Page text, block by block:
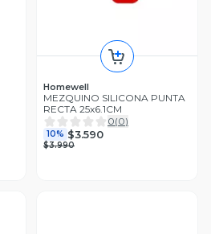
Homewell
MEZQUINO SILICONA PUNTA
RECTA 25x6.1CM
0(0)
10% $3.590
$3.990